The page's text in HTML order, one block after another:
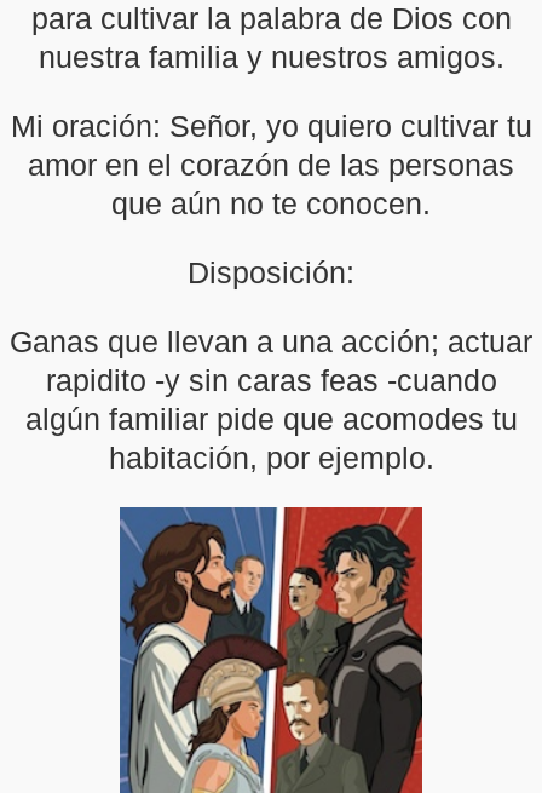
para cultivar la palabra de Dios con
nuestra familia y nuestros amigos.
Mi oración: Señor, yo quiero cultivar tu
amor en el corazón de las personas
que aún no te conocen.
Disposición:
Ganas que llevan a una acción; actuar
rapidito -y sin caras feas -cuando
algún familiar pide que acomodes tu
habitación, por ejemplo.